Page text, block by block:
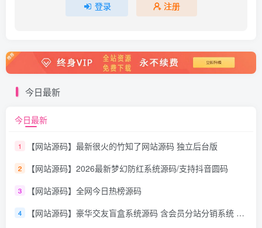
登录 注册
今日最新
今日最新
1 【网站源码】最新很火的竹知了网站源码 独立后台版
2 【网站源码】2026最新梦幻防红系统源码/支持抖音圆码
3 【网站源码】全网今日热榜源码
4 【网站源码】豪华交友盲盒系统源码 含会员分站分销系统 可易支付